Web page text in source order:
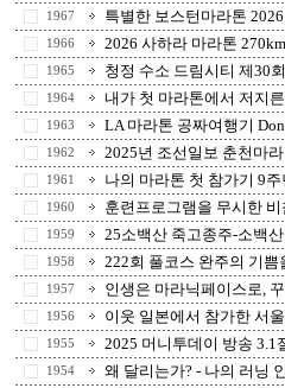
1967 특별한 보스턴마라톤 2026
1966 2026 사하라 마라톤 270km
1965 청정 수소 드림시티 제30
1964 내가 첫 마라톤에서 저지
1963 LA 마라톤 공짜여행기
1962 2025년 조선일보 춘천마
1961 나의 마라톤 첫 참가기 9주
1960 훈련프로그램을 무시한
1959 25소백산 죽고종주-소백
1958 222회 풀코스 완주의 기
1957 인생은 마라닉페이스로,
1956 이웃 일본에서 참가한 서
1955 2025 머니투데이 방송 3.1
1954 왜 달리는가? - 나의 러닝